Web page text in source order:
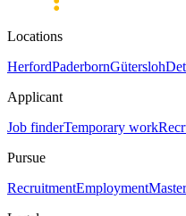
Locations
HerfordPaderbornGütersloh
Applicant
Job finderTemporary work
Pursue
RecruitmentEmployment